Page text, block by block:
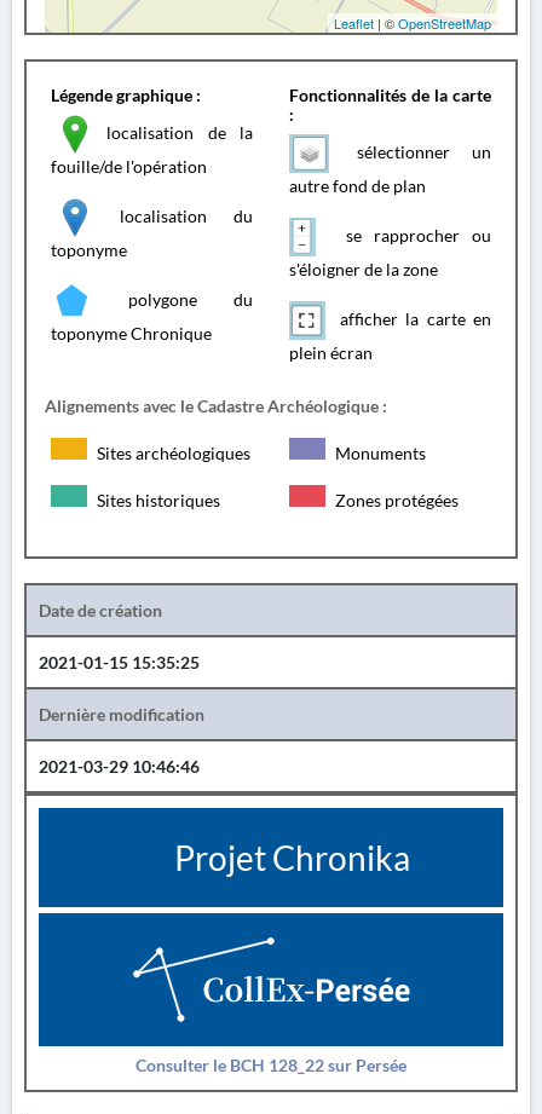
Leaflet | ©OpenStreetMap
Légende graphique :
localisation de la
fouille/de l'opération
localisation du
toponyme
polygone du
toponyme Chronique
Fonctionnalités de la carte
:
sélectionner un
autre fond de plan
se rapprocher ou
s'éloigner de la zone
afficher la carte en
plein écran
Alignements avec le Cadastre Archéologique :
Sites archéologiques Monuments
Sites historiques Zones protégées
Date de création
2021-01-15 15:35:25
Dernière modification
2021-03-29 10:46:46
Projet Chronika
Consulter le BCH 128_22 sur Persée